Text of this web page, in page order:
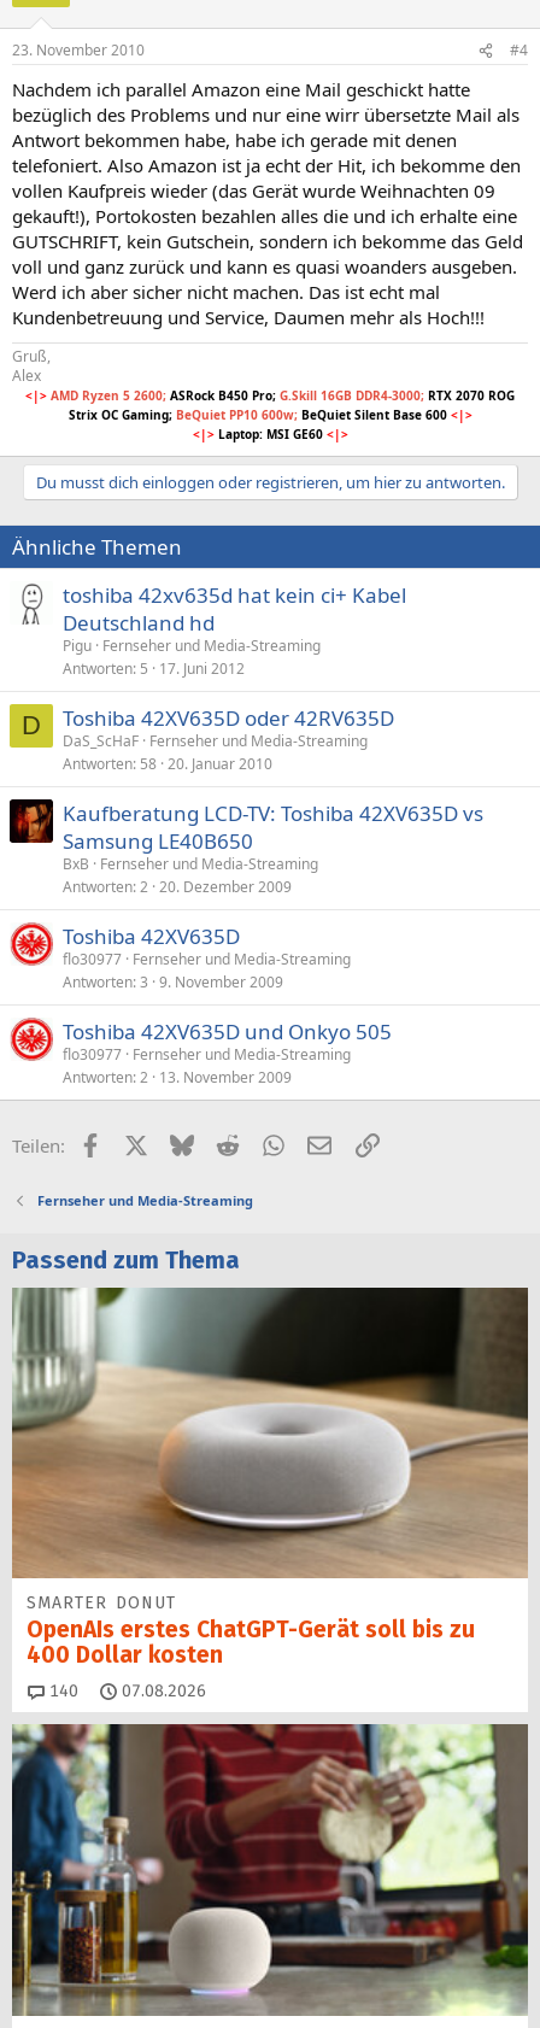
23. November 2010 #4
Nachdem ich parallel Amazon eine Mail geschickt hatte
bezüglich des Problems und nur eine wirr übersetzte Mail als
Antwort bekommen habe, habe ich gerade mit denen
telefoniert. Also Amazon ist ja echt der Hit, ich bekomme den
vollen Kaufpreis wieder (das Gerät wurde Weihnachten 09
gekauft!), Portokosten bezahlen alles die und ich erhalte eine
GUTSCHRIFT, kein Gutschein, sondern ich bekomme das Geld
voll und ganz zurück und kann es quasi woanders ausgeben.
Werd ich aber sicher nicht machen. Das ist echt mal
Kundenbetreuung und Service, Daumen mehr als Hoch!!!
Gruß,
Alex
<|> AMD Ryzen 5 2600; ASRock B450 Pro; G.Skill 16GB DDR4-3000; RTX 2070 ROG
Strix OC Gaming; BeQuiet PP10 600w;BeQuiet Silent Base 600 <|>
<|> Laptop: MSI GE60 <|>
Du musst dich einloggen oder registrieren, um hier zu antworten.
Ähnliche Themen
toshiba 42xv635d hat kein ci+ Kabel
Deutschland hd
Pigu Fernseher und Media-Streaming
Antworten 5 17. Juni 2012
D Toshiba 42XV635D oder 42RV635D
DaS_ScHaF Fernseher und Media-Streaming
Antworten 58 20. Januar 2010
Kaufberatung LCD-TV: Toshiba 42XV635D vs
Samsung LE40B650
BxB
Fernseher und Media-Streaming
Antworten 2 20. Dezember 2009
Toshiba 42XV635D
flo30977 Fernseher und Media-Streaming
Antworten 3 9. November 2009
Toshiba 42XV635D und Onkyo 505
flo30977 Fernseher und Media-Streaming
Antworten 2 13. November 2009
Teilen: FacebookX (Twitter)
BlueskyRedditWhatsApp
E-MailLink
Fernseher und Media-Streaming
Passend zum Thema
SMARTER DONUT
OpenAIs erstes ChatGPT-Gerät soll bis zu
400 Dollar kosten
140 Kommentare
07.08.2026